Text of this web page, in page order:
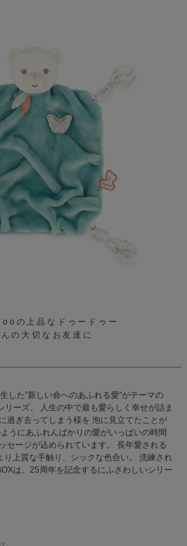
の上品なドゥードゥー
の大切なお友達に
した”新しい命へのあふれる愛”がテーマの
リーズ。 人生の中で最も愛らしく幸せが詰ま
過ぎ去ってしまう様を 泡に見立てたことが
うにあふれんばかりの愛がいっぱいの時間
セージが込められています。 長年愛される
り上質な手触り、シックな色合い。 洗練され
は、25周年を記念するにふさわしいシリー